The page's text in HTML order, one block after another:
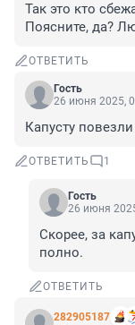
Так это кто
Поясните, да?
ОТВЕТИТЬ
Гость
26 июня 2025,
Капусту повезли
ОТВЕТИТЬ 1
Гость
26 июня
Скорее, за
полно.
ОТВЕТИТЬ
282905187